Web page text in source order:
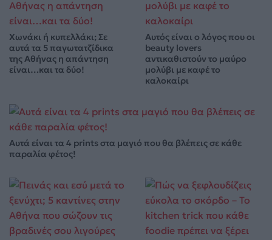
Χωνάκι ή κυπελλάκι; Σε
αυτά τα 5 παγωτατζίδικα
της Αθήνας η απάντηση
είναι…και τα δύο!
Αυτός είναι ο λόγος που οι
beauty lovers
αντικαθιστούν το μαύρο
μολύβι με καφέ το
καλοκαίρι
Αυτά είναι τα 4 prints στα μαγιό που θα βλέπεις σε κάθε
παραλία φέτος!